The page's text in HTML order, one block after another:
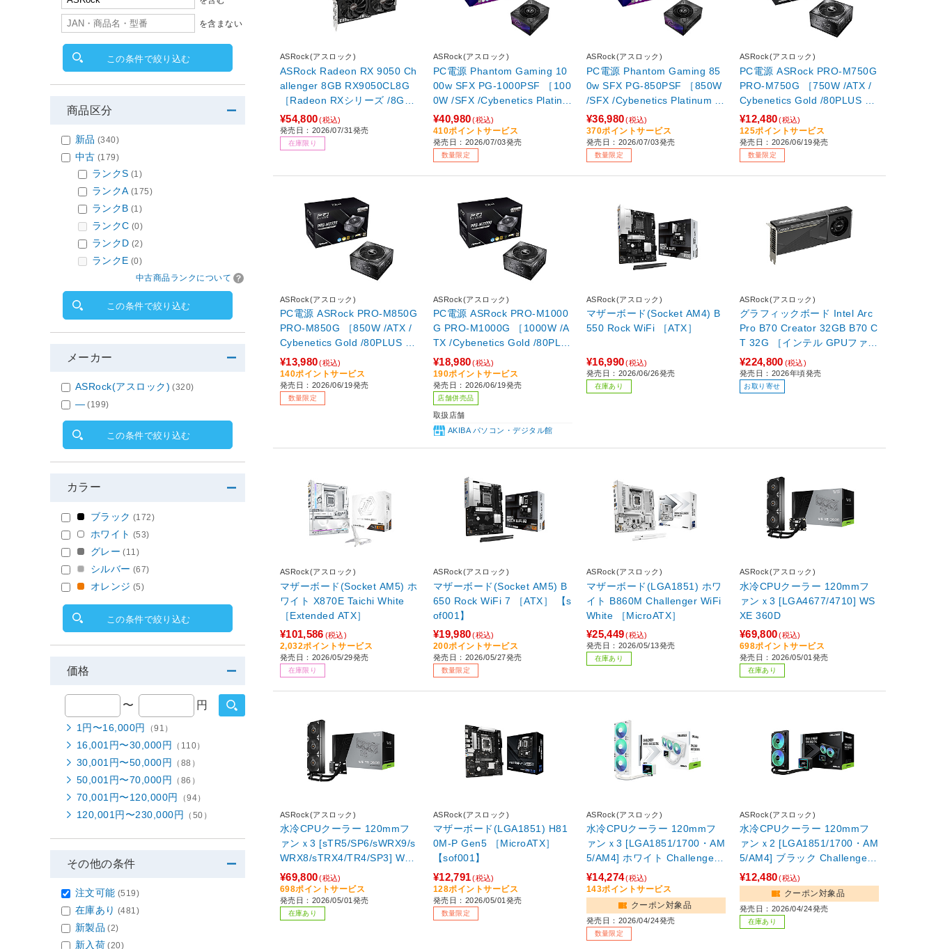
ASRock(アスロック)
ASRock Radeon RX 9050 Ch
allenger 8GB RX9050CL8G
［Radeon RXシリーズ /8G
B］
¥54,800(税込)
発売日：2026/07/31発売
在庫限り
ASRock(アスロック)
PC電源 Phantom Gaming 10
00w SFX PG-1000PSF ［100
0W /SFX /Cybenetics Platinu
m /80PLUS Platinum］ 【sof
001】
¥40,980(税込)
410ポイントサービス
発売日：2026/07/03発売
数量限定
ASRock(アスロック)
PC電源 Phantom Gaming 85
0w SFX PG-850PSF ［850W
/SFX /Cybenetics Platinum /8
0PLUS Platinum］ 【sof00
1】
¥36,980(税込)
370ポイントサービス
発売日：2026/07/03発売
数量限定
ASRock(アスロック)
PC電源 ASRock PRO-M750G
PRO-M750G ［750W /ATX /
Cybenetics Gold /80PLUS Go
ld］ 【sof001】
¥12,480(税込)
125ポイントサービス
発売日：2026/06/19発売
数量限定
ASRock(アスロック)
PC電源 ASRock PRO-M850G
PRO-M850G ［850W /ATX /
Cybenetics Gold /80PLUS Go
ld］ 【sof001】
¥13,980(税込)
140ポイントサービス
発売日：2026/06/19発売
数量限定
ASRock(アスロック)
PC電源 ASRock PRO-M1000
G PRO-M1000G ［1000W /A
TX /Cybenetics Gold /80PLU
S Gold］ 【sof001】
¥18,980(税込)
190ポイントサービス
発売日：2026/06/19発売
店舗併売品
取扱店舗
AKIBA パソコン・デジタル館
ASRock(アスロック)
マザーボード(Socket AM4) B
550 Rock WiFi ［ATX］
¥16,990(税込)
発売日：2026/06/26発売
在庫あり
ASRock(アスロック)
グラフィックボード Intel Arc
Pro B70 Creator 32GB B70 C
T 32G ［インテル GPUファミ
リー /32GB］
¥224,800 (税込)
発売日：2026年頃発売
お取り寄せ
ASRock(アスロック)
マザーボード(Socket AM5) ホ
ワイト X870E Taichi White
［Extended ATX］
¥101,586 (税込)
2,032ポイントサービス
発売日：2026/05/29発売
在庫限り
ASRock(アスロック)
マザーボード(Socket AM5) B
650 Rock WiFi 7 ［ATX］ 【s
of001】
¥19,980(税込)
200ポイントサービス
発売日：2026/05/27発売
数量限定
ASRock(アスロック)
マザーボード(LGA1851) ホワ
イト B860M Challenger WiFi
White ［MicroATX］
¥25,449(税込)
発売日：2026/05/13発売
在庫あり
ASRock(アスロック)
水冷CPUクーラー 120mmフ
ァンｘ3 [LGA4677/4710] WS
XE 360D
¥69,800(税込)
698ポイントサービス
発売日：2026/05/01発売
在庫あり
ASRock(アスロック)
水冷CPUクーラー 120mmフ
ァンｘ3 [sTR5/SP6/sWRX9/s
WRX8/sTRX4/TR4/SP3] WS
TR 360D
¥69,800(税込)
698ポイントサービス
発売日：2026/05/01発売
在庫あり
ASRock(アスロック)
マザーボード(LGA1851) H81
0M-P Gen5 ［MicroATX］
【sof001】
¥12,791(税込)
128ポイントサービス
発売日：2026/05/01発売
数量限定
ASRock(アスロック)
水冷CPUクーラー 120mmフ
ァンｘ3 [LGA1851/1700・AM
5/AM4] ホワイト Challenger
White 360 Digital 【sof001】
¥14,274(税込)
143ポイントサービス
クーポン対象品
発売日：2026/04/24発売
数量限定
ASRock(アスロック)
水冷CPUクーラー 120mmフ
ァンｘ2 [LGA1851/1700・AM
5/AM4] ブラック Challenger
240 Digital
¥12,480(税込)
クーポン対象品
発売日：2026/04/24発売
在庫あり
を含まない
この条件で絞り込む
商品区分
新品 (340)
中古 (179)
ランクS (1)
ランクA (175)
ランクB (1)
ランクC (0)
ランクD (2)
ランクE (0)
中古商品ランクについて
この条件で絞り込む
メーカー
ASRock(アスロック) (320)
― (199)
この条件で絞り込む
カラー
ブラック (172)
ホワイト (53)
グレー (11)
シルバー (67)
オレンジ (5)
この条件で絞り込む
価格
〜 円
1円〜16,000円 （91）
16,001円〜30,000円 （110）
30,001円〜50,000円 （88）
50,001円〜70,000円 （86）
70,001円〜120,000円 （94）
120,001円〜230,000円 （50）
その他の条件
注文可能 (519)
在庫あり (481)
新製品 (2)
新入荷 (20)